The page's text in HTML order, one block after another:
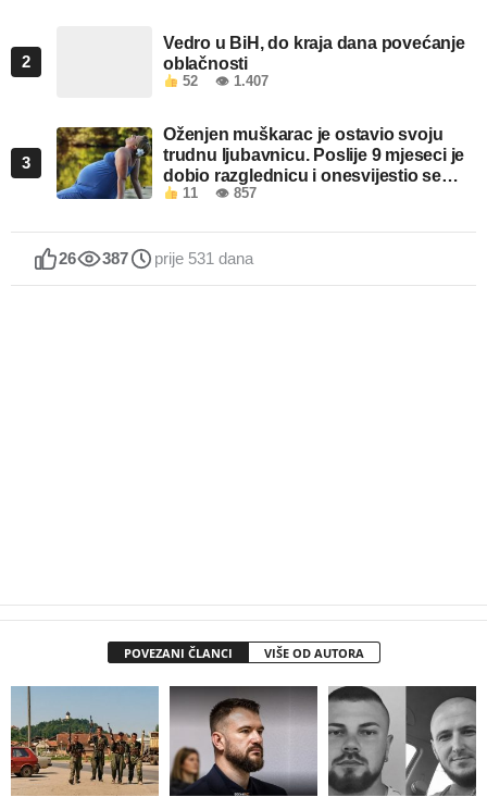
2
Vedro u BiH, do kraja dana povećanje
oblačnosti
52 👁 1.407
3
Oženjen muškarac je ostavio svoju
trudnu ljubavnicu. Poslije 9 mjeseci je
dobio razglednicu i onesvijestio se
kada je pročitao šta piše!
11 👁 857
26 387 prije 531 dana
POVEZANI ČLANCI VIŠE OD AUTORA